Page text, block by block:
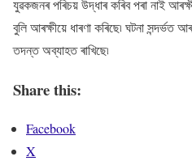
যুৱকজনৰ পৰিচয় উদ্ধাৰ কৰিব পৰা নাই
বুলি আৰক্ষীয়ে ধাৰণা কৰিছে৷ ঘটনা সন্দৰ্ভত
তদন্ত অব্যাহত ৰাখিছে৷
Share this:
Facebook
X